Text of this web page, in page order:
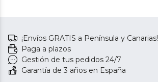
¡Envíos GRATIS a Península y Canarias!
Paga a plazos
Gestión de tus pedidos 24/7
Garantía de 3 años en España